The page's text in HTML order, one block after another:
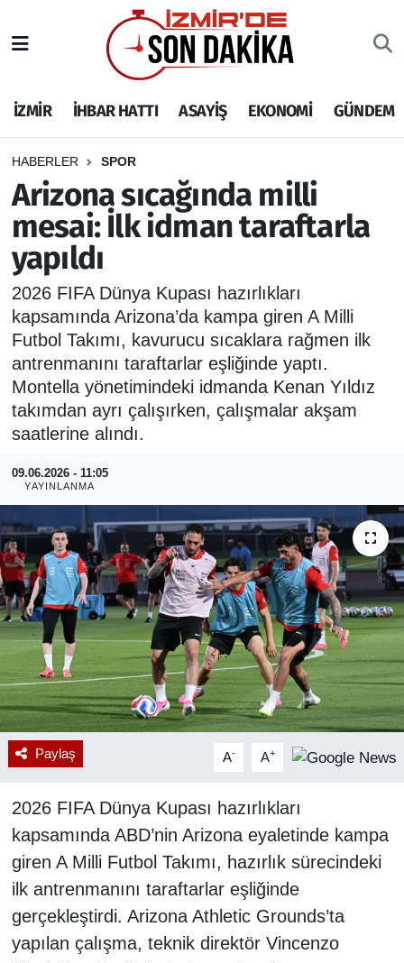
İZMİR İHBAR HATTI ASAYİŞ EKONOMİ GÜNDEM
HABERLER SPOR
Arizona sıcağında milli
mesai: İlk idman taraftarla
yapıldı
2026 FIFA Dünya Kupası hazırlıkları
kapsamında Arizona’da kampa giren A Milli
Futbol Takımı, kavurucu sıcaklara rağmen ilk
antrenmanını taraftarlar eşliğinde yaptı.
Montella yönetimindeki idmanda Kenan Yıldız
takımdan ayrı çalışırken, çalışmalar akşam
saatlerine alındı.
09.06.2026 - 11:05
YAYINLANMA
Paylaş A- A+
2026 FIFA Dünya Kupası hazırlıkları
kapsamında ABD’nin Arizona eyaletinde kampa
giren A Milli Futbol Takımı, hazırlık sürecindeki
ilk antrenmanını taraftarlar eşliğinde
gerçekleştirdi. Arizona Athletic Grounds’ta
yapılan çalışma, teknik direktör Vincenzo
İHBAR HATTI
DEPREM
GENEL
EKONOMİ
SİYASET
SPOR
ASAYİŞ
RESMİ REKLAM
İzmir Nöbetçi Eczaneler
İzmir Hava Durumu
İzmir Namaz Vakitleri
İzmir Trafik Yoğunluk Haritası
Puan Durumu ve Fikstür
Tüm Manşetler
Son Dakika Haberleri
Haber Arşivi